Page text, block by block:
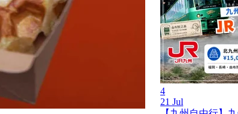
4
21 Jul